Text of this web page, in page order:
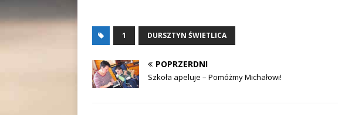
1 DURSZTYN ŚWIETLICA
POPRZERDNI
Szkoła apeluje – Pomóżmy Michałowi!